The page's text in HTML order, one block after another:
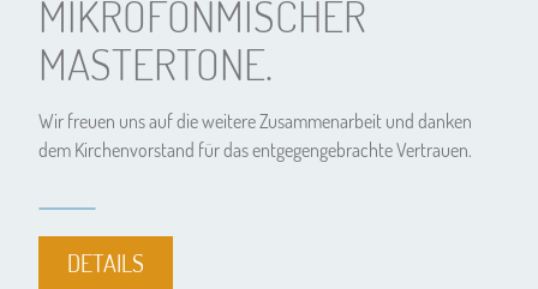
MIKROFONMISCHER
MASTERTONE.
Wir freuen uns auf die weitere Zusammenarbeit und danken
dem Kirchenvorstand für das entgegengebrachte Vertrauen.
DETAILS